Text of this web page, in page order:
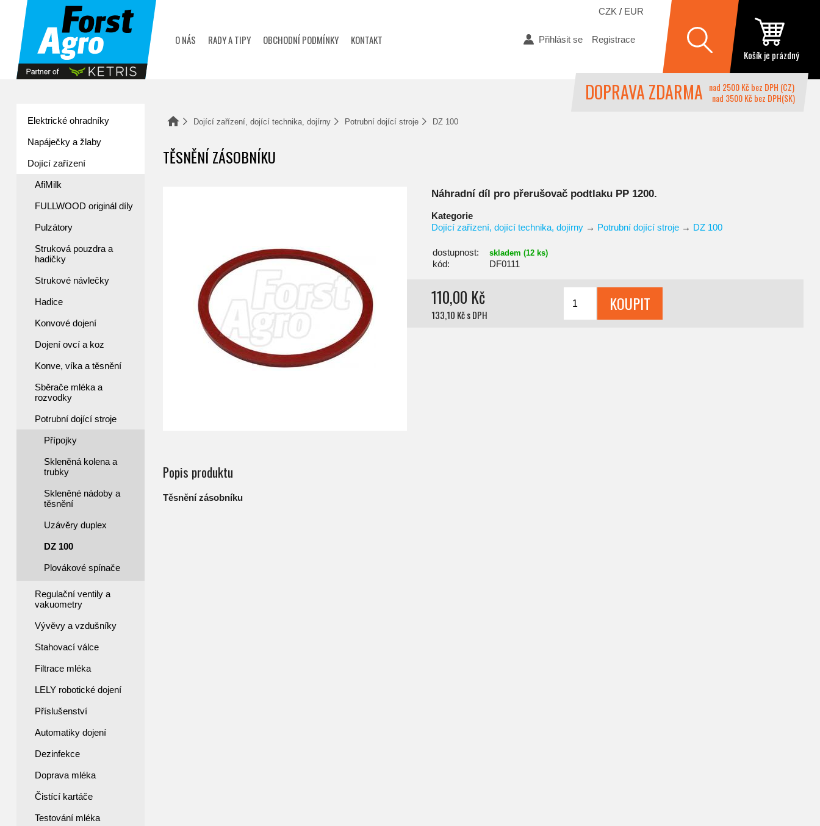
O NÁS RADY A TIPY OBCHODNÍ PODMÍNKY KONTAKT Přihlásit se Registrace
Košík je prázdný
zobrazit obsah košíku
DOPRAVA ZDARMA nad 2500 Kč bez DPH (CZ)
nad 3500 Kč bez DPH(SK)
CZK / EUR
Domů Dojící zařízení, dojící technika, dojírny Potrubní dojící stroje DZ 100
TĚSNĚNÍ ZÁSOBNÍKU
Náhradní díl pro přerušovač podtlaku PP 1200.
Kategorie
Dojící zařízení, dojící technika, dojírny → Potrubní dojící stroje → DZ 100
dostupnost: skladem (12 ks)
kód: DF0111
110,00 Kč
133,10 Kč s DPH
Popis produktu
Těsnění zásobníku
Elektrické ohradníky
Napáječky a žlaby
Dojící zařízení
AfiMilk
FULLWOOD originál díly
Pulzátory
Struková pouzdra a
hadičky
Strukové návlečky
Hadice
Konvové dojení
Dojení ovcí a koz
Konve, víka a těsnění
Sběrače mléka a
rozvodky
Potrubní dojící stroje
Přípojky
Skleněná kolena a
trubky
Skleněné nádoby a
těsnění
Uzávěry duplex
DZ 100
Plovákové spínače
Regulační ventily a
vakuometry
Vývěvy a vzdušníky
Stahovací válce
Filtrace mléka
LELY robotické dojení
Příslušenství
Automatiky dojení
Dezinfekce
Doprava mléka
Čistící kartáče
Testování mléka